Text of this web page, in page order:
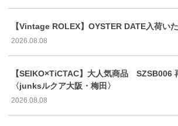
【Vintage ROLEX】OYSTER DATE入荷い
2026.08.08
【SEIKO×TiCTAC】大人気商品 SZSB006
〈junksルクア大阪・梅田〉
2026.08.08